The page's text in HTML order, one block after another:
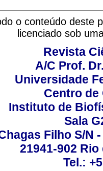
o conteúdo deste
licenciado sob
Revista
A/C Prof.
Universidade
Centro de
Instituto de
Sala
Filho S/N
21941-902
Tel.: